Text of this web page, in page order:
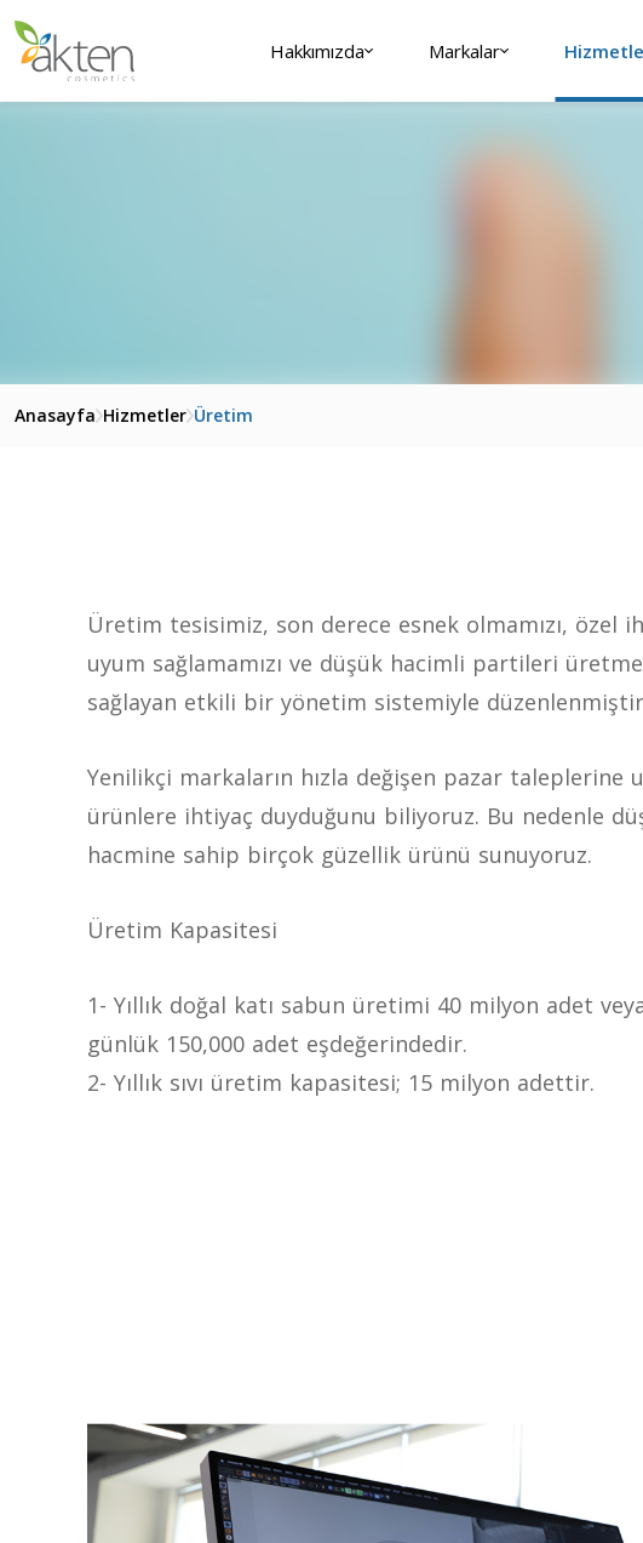
Hakkımızda Markalar
Anasayfa Hizmetler Üretim
Üretim tesisimiz, son derece esnek olmamızı, özel
uyum sağlamamızı ve düşük hacimli partileri
sağlayan etkili bir yönetim sistemiyle
Yenilikçi markaların hızla değişen pazar taleplerine
ürünlere ihtiyaç duyduğunu biliyoruz. Bu nedenle
hacmine sahip birçok güzellik ürünü sunuyoruz.
Üretim Kapasitesi
1- Yıllık doğal katı sabun üretimi 40 milyon adet
günlük 150,000 adet eşdeğerindedir.
2- Yıllık sıvı üretim kapasitesi; 15 milyon adettir.